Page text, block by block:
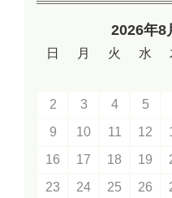
2026年8
日 月 火 水
2
3 4 5
9
10 11 12
16
17 18 19
23
24 25 26